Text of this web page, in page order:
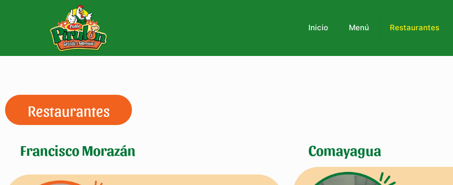
Inicio Menú Restaurantes
Restaurantes
Francisco Morazán Comayagua